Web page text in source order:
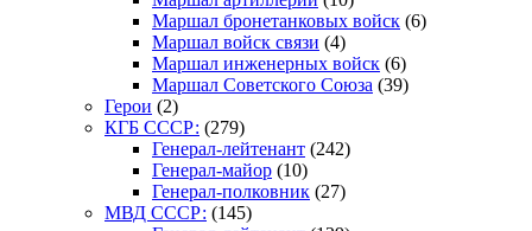
Маршал бронетанковых войск (6)
Маршал войск связи (4)
Маршал инженерных войск (6)
Маршал Советского Союза (39)
Герои (2)
КГБ СССР: (279)
Генерал-лейтенант (242)
Генерал-майор (10)
Генерал-полковник (27)
МВД СССР: (145)